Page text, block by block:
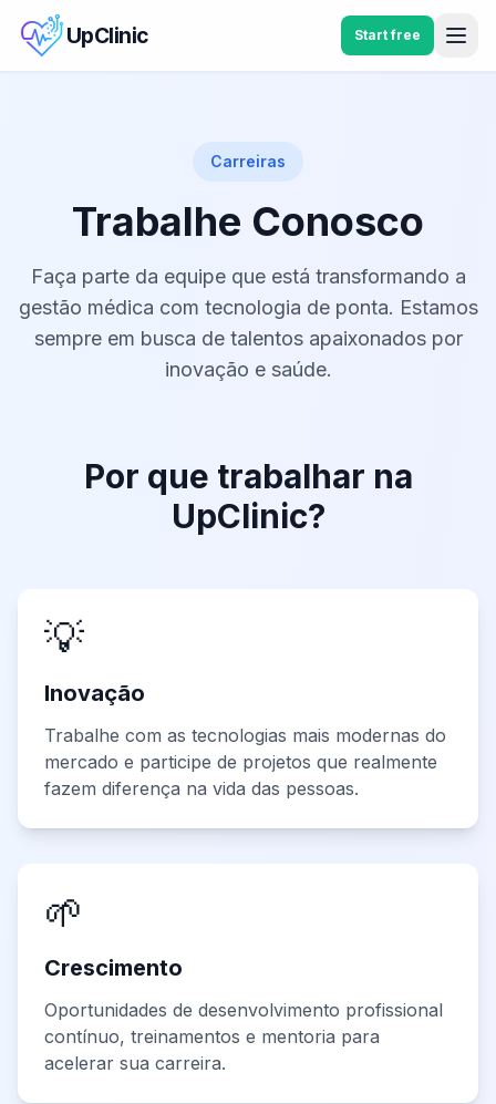
UpClinic Start free
Carreiras
Trabalhe Conosco
Faça parte da equipe que está transformando a
gestão médica com tecnologia de ponta. Estamos
sempre em busca de talentos apaixonados por
inovação e saúde.
Por que trabalhar na
UpClinic?
💡
Inovação
Trabalhe com as tecnologias mais modernas do
mercado e participe de projetos que realmente
fazem diferença na vida das pessoas.
🌱
Crescimento
Oportunidades de desenvolvimento profissional
contínuo, treinamentos e mentoria para
acelerar sua carreira.